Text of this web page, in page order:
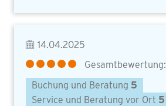
14.04.2025
Gesamtbewertung:
Buchung und Beratung 5
Service und Beratung vor Ort 5